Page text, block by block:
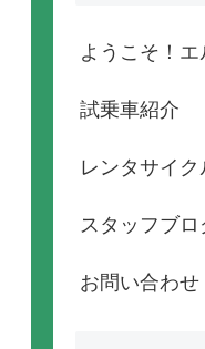
ようこそ！エ
試乗車紹介
レンタサイク
スタッフブロ
お問い合わせ